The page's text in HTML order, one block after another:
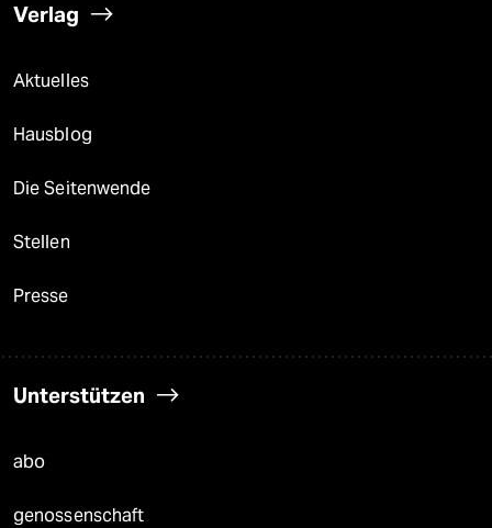
Verlag
Aktuelles
Hausblog
Die Seitenwende
Stellen
Presse
Unterstützen
abo
genossenschaft